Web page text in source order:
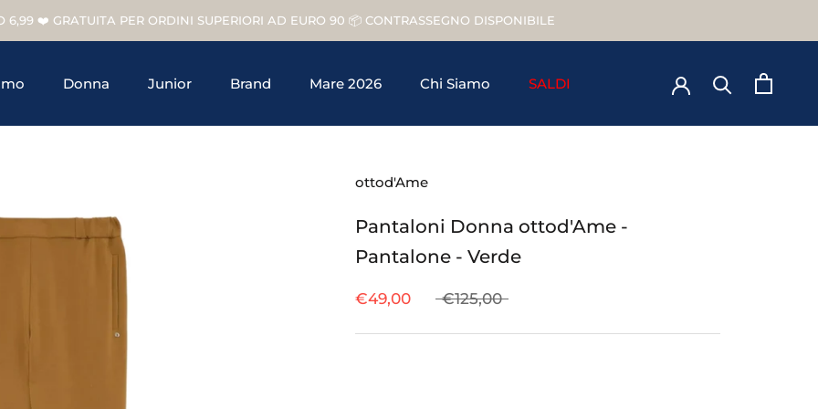
6,99 ❤️ GRATUITA PER ORDINI SUPERIORI AD EURO 90 📦 CONTRASSEGNO DISPONIBILE
Donna
Junior
Brand
Mare 2026
Chi Siamo
SALDI
ottod'Ame
Pantaloni Donna ottod'Ame -
Pantalone - Verde
€49,00 €125,00